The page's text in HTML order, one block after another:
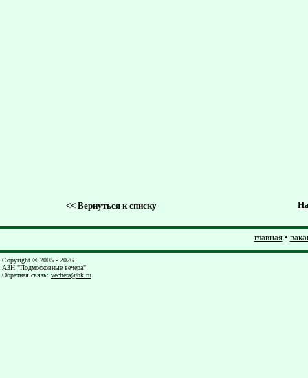
<<Вернуться к списку
главная•
Copyright © 2005 - 2026
АЗН "Подмосковные вечера"
Обратная связь: vechera@bk.ru